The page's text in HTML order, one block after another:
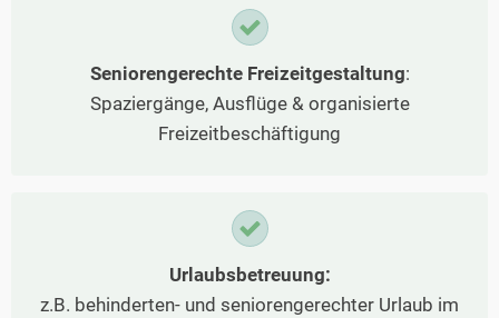
Seniorengerechte Freizeitgestaltung:
Spaziergänge, Ausflüge & organisierte
Freizeitbeschäftigung
Urlaubsbetreuung:
z.B. behinderten- und seniorengerechter Urlaub im